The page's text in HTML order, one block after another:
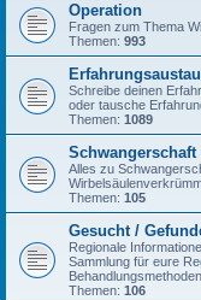
Operation
Fragen zum Thema
Themen: 993
Schreibe deinen
oder tausche
Themen: 1089
Alles zu
Themen: 105
Gesucht /
Regionale
Sammlung für eure
Themen: 106